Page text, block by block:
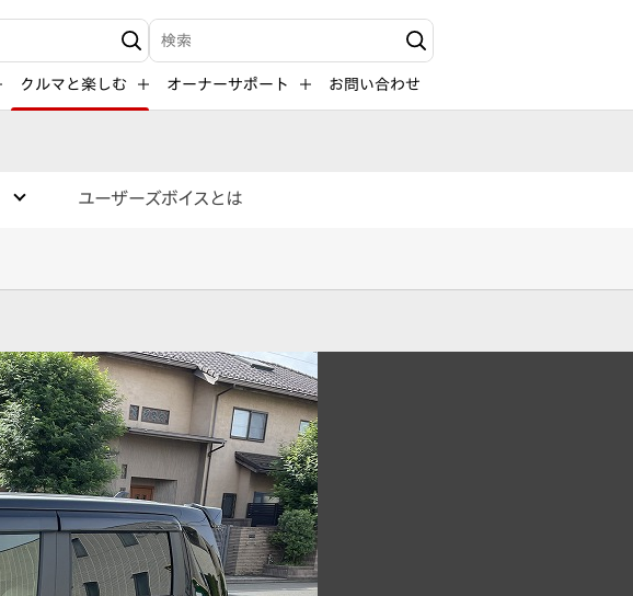
検索キーワード入力
クルマと楽しむ オーナーサポート お問い合わせ
ユーザーズボイスとは